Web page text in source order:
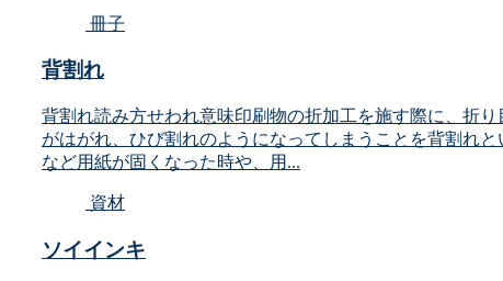
冊子
背割れ
背割れ読み方せわれ意味印刷物の折加工を施す際に、折
がはがれ、ひび割れのようになってしまうことを背割れ
など用紙が固くなった時や、用...
資材
ソイインキ